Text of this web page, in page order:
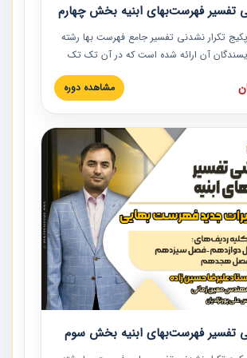
تفسیر فهرست‌بهای ابنیه بخش چهارم
پکیج تکرار نشدنی تفسیر جامع فهرست بها رشته
نویسندگان آن ارائه شده است که در آن تک تک
فهرست بها تفسیر و ارائه شده است. این
تصویری بوده و به همراه تصاویر عملیات
علیرضاحسین‌زاده مدیر پروژه مهندسی
فهرست بها رشته ابنیه ارائه شده و به تمام
در حوزه صنعت ساخت در حال فعالیت هستند حتما
مطالب این دوره استفاده نمایند.
مشاهده دوره
تفسیر فهرست‌بهای ابنیه بخش سوم